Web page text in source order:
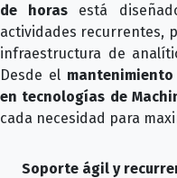
de horas está
actividades recurrentes,
infraestructura de
Desde el
en tecnologías de
cada necesidad para
Soporte ágil y